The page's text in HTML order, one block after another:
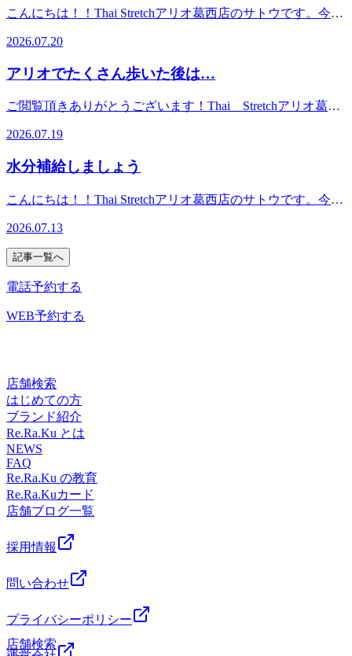
東葛西9-3-3 アリオ葛西2F
せ。.*☆。・.*☆。・.*☆。・.*☆。・.*☆。・.*☆。・.*☆。
一日中暑い日が続くとついつい冷たいものが食べたくなりま
つも『アイス』になっている人も多いのではないでしょう
使われているものが多く、それが夏バテや体調不良の原因と
らすデメリット ①寝る前は脂肪が最も溜まりやすい とくに
夜の22時～深夜2時は、身体に脂肪を溜め込むタンパク質
【BMAL1】（ビーマルワン）の分泌が活性化する時間帯で
す。同じカロリーを摂ったとしても、日中に比べて圧倒的に
太りやすくなってしまいます。 ②睡眠の質が低下しやすく
なる 寝る前に砂糖を多く摂ると血糖値が急上昇し、寝てい
めてしまったり、朝起きた時に疲れが残っていたりと、疲労
因になる 消化しきれなかった糖質は、体内のタンパク質と
内臓を冷やして血行不良を起こし、翌朝のむくみにつながり
揃えた食材を選ぶことがポイントです。糖質だけでなく、脂
質も抑えて胃腸の負担を減らしながら、血糖値の急上昇を抑
えられると良いでしょう。 入浴後でしたら水分補給として
も活用できると効率的です。 夕食後やお風呂後に！食べて
もOKな組み合わせ冷凍バナナ・パイン・ベリー類 果物は、
人工の砂糖を使わないビタミンミネラル豊富なヘルシーデザ
ートです。 バナナには睡眠の質を高める『トリプトファ
ン』、パインには消化力をアップさせる『ブロメライン』、
ブルーベリーには強い抗酸化作用『アントシアニン』が豊富
と太る原因になるのはアイスと変わりません。軽くつまむ
か、小さい小鉢一杯程度にしましょう。 ヨーグルト＋ナッ
ツ類＋はちみつ ヨーグルトは乳酸菌などがタンパク質や脂
ナッツ類にはビタミンＥが豊富に含まれ、血管や肌の老化防
止に役立ちます。また、はちみつには腸内のビフィズス菌を
増やす働きをするので、ヨーグルトと相性が良く、消化吸収
やうなぎなどのビタミンB1、梅干しなどのクエン酸を意識
的に摂るのもオススメです！7月21日(火)のおすすめコース
～、14：10～、15：00～ご案内可能です！お電話ですとより
詳細なお時間のご相談ができます！施術中ですと、すぐに対
応が難しい場合がございますので留守番電話にメッセージを
ちしております！驚きの気持ち良さ！タイ古式ストレッチ！
Thai Stretchアリオ葛西店＜営業時間＞10：00～21：00（最
オ葛西2F
こんにちは！！Thai Stretchアリオ葛西店のサトウです。今日
うです。波の音や雄大な景色は脳のストレスホルモンを減ら
し、リラックス効果を生み出します。さらに、海水に含まれ
る豊富なミネラルが肌を整え、日光を浴びることで睡眠ホル
夏のお出かけに近場の海で癒し効果を感じてみてください
ね！7月20日(月)のおすすめコースは新規予約NO.1 リラク
です！お電話ですとより詳細なお時間のご相談ができます！
施術中ですと、すぐに対応が難しい場合がございますので留
守番電話にメッセージを残して頂けると幸いです。スタッフ
さ！タイ古式ストレッチ！じっくりほぐして、ゆっくり伸ば
＞10：00～21：00（最終受付19：50）＜住所＞東京都江戸川
2026.07.20
アリオでたくさん歩いた後は…
ご閲覧頂きありがとうございます！Thai Stretchアリオ葛西
す！.*☆。・.*☆。・.*☆。・.*☆。・.*☆。・.*☆。・.*☆。
こんにちは!ご覧いただきありがとうございます。当店リラ
ク式タイストレッチでは、タイ式で腰脚まわりをアプローチ
て、受けやすいオプションもご提案しています。アリオでた
くさん歩いた後は、脚だけでなく首肩や頭まわりまで疲れを
感じることがあります。そんな時におすすめなのが、爽快ヘ
ッドスパのオプションです。ひんやり炭酸泡で頭まわりをケ
アしながら、タイ式で身体のお疲れにも対応できます。お買
い物の合間や帰る前の休憩に、夏限定の爽快感をぜひどう
てください★おすすめの香りはさっぱりスッキリするブルー
て、ゆっくり伸ばす、全身ストレッチ！Thai Stretchアリオ
葛西店＜営業時間＞10：00～21：00（最終受付19：50）＜住
所＞東京都江戸川区東葛西9-3-3 アリオ葛西2F＜電話番号
＞03-6808-5366（混雑時は留守番電話になる場合がございま
す。ご了承くださいませ。）＜オンライン予約＞
https://mitsuraku.jp/pm/online/index/t7y0n1
2026.07.19
水分補給しましょう
こんにちは！！Thai Stretchアリオ葛西店のサトウです。今日
季節は、体温調節を難しくし、汗をかいても蒸発しにくくな
り、体内の水分が失われやすいため意識的に水分を摂取する
こと、フルーツや野菜を積極的に取り入れることが大切で
す。特に、スイカやキュウリなどの水分を多く含む食品は、
腸内環境を整えることで、お身体全体の健康維持に繋がりま
と、すぐに対応が難しい場合がございますので留守番電話に
メッセージを残して頂けると幸いです。スタッフ一同、心よ
りご来店お待ちしております！驚きの気持ち良さ！タイ古式
ストレッチ！じっくりほぐして、ゆっくり伸ばす、全身スト
レッチ！Thai Stretchアリオ葛西店＜営業時間＞10：00～
21：00（最終受付19：50）＜住所＞東京都江戸川区東葛西9-
3-3 アリオ葛西2F
2026.07.13
記事一覧へ
電話予約する
WEB予約する
店舗検索
はじめての方
ブランド紹介
Re.Ra.Ku とは
NEWS
FAQ
Re.Ra.Ku の教育
Re.Ra.Kuカード
店舗ブログ一覧
採用情報
問い合わせ
プライバシーポリシー
店舗検索